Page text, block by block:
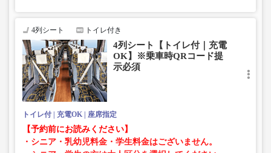
・在庫の状況はリアルタイムの表示ではございません。
※売り切れの場合でも残数が表示される場合がありま
す。
・販売日・便ごとに随時価格が変動いたします。購入時に
販売価格をご確認の上でご予約をお願いいたします。
・一部取り扱いのない停留所がある場合がございます。
4列シート トイレ付き
4列シート【トイレ付｜充電
OK】※乗車時QRコード提
示必須
トイレ付 充電OK 座席指定
【予約前にお読みください】
・シニア・乳幼児料金・学生料金はございません。